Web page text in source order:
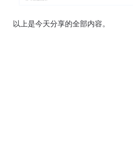
以上是今天分享的全部内容。